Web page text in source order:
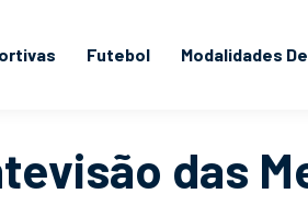
Futebol Modalidades
das